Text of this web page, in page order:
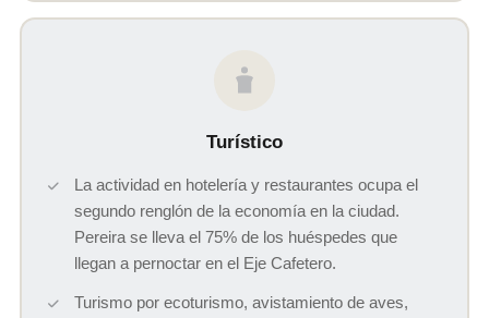
Turístico
La actividad en hotelería y restaurantes ocupa el
segundo renglón de la economía en la ciudad.
Pereira se lleva el 75% de los huéspedes que
llegan a pernoctar en el Eje Cafetero.
Turismo por ecoturismo, avistamiento de aves,